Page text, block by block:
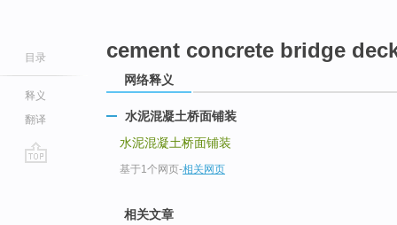
目录
释义
翻译
cement concrete bridge
网络释义
水泥混凝土桥面铺装
水泥混凝土桥面铺装
基于1个网页-相关网页
相关文章